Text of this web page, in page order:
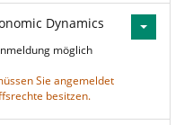
Dynamics
möglich
Sie angemeldet
besitzen.